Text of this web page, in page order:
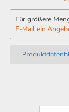
Für größere
E-Mail ein